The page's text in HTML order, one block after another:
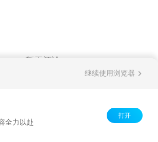
暂无评论
继续使用浏览器
全力以赴
打开